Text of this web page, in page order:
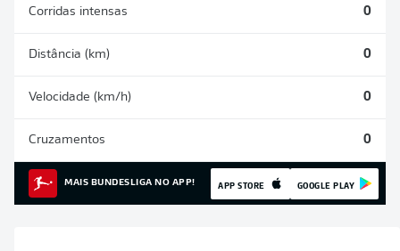
Corridas intensas 0
Distância (km) 0
Velocidade (km/h) 0
Cruzamentos 0
MAIS BUNDESLIGA NO APP! APP STORE GOOGLE PLAY